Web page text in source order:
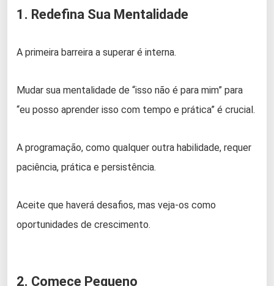
1. Redefina Sua Mentalidade
A primeira barreira a superar é interna.
Mudar sua mentalidade de “isso não é para mim” para
“eu posso aprender isso com tempo e prática” é crucial.
A programação, como qualquer outra habilidade, requer
paciência, prática e persistência.
Aceite que haverá desafios, mas veja-os como
oportunidades de crescimento.
2. Comece Pequeno